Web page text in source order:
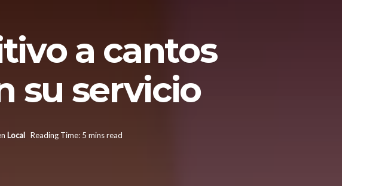
a cantos
su servicio
Local Reading Time: 5 mins read